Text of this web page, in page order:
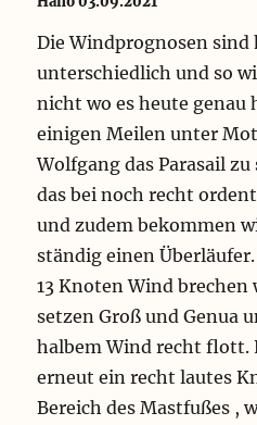
Die Windprognosen sind
unterschiedlich und so
nicht wo es heute genau
einigen Meilen unter
Wolfgang das Parasail
das bei noch recht
und zudem bekommen
ständig einen
13 Knoten Wind brechen
setzen Groß und Genua
halbem Wind recht flott.
erneut ein recht lautes
Bereich des Mastfußes ,